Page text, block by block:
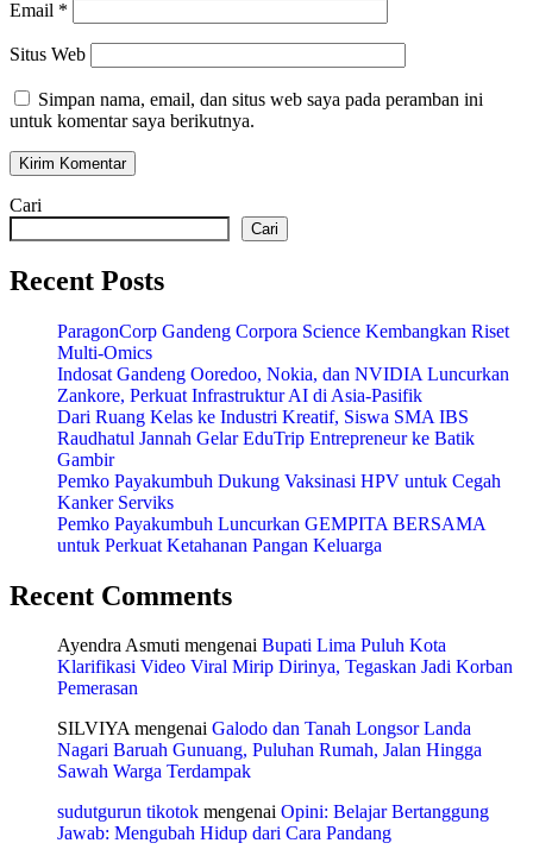
Email *
Situs Web
Simpan nama, email, dan situs web saya pada peramban ini
untuk komentar saya berikutnya.
Cari
Cari
Recent Posts
ParagonCorp Gandeng Corpora Science Kembangkan Riset
Multi-Omics
Indosat Gandeng Ooredoo, Nokia, dan NVIDIA Luncurkan
Zankore, Perkuat Infrastruktur AI di Asia-Pasifik
Dari Ruang Kelas ke Industri Kreatif, Siswa SMA IBS
Raudhatul Jannah Gelar EduTrip Entrepreneur ke Batik
Gambir
Pemko Payakumbuh Dukung Vaksinasi HPV untuk Cegah
Kanker Serviks
Pemko Payakumbuh Luncurkan GEMPITA BERSAMA
untuk Perkuat Ketahanan Pangan Keluarga
Recent Comments
Ayendra Asmuti mengenai Bupati Lima Puluh Kota
Klarifikasi Video Viral Mirip Dirinya, Tegaskan Jadi Korban
Pemerasan
SILVIYAmengenai Galodo dan Tanah Longsor Landa
Nagari Baruah Gunuang, Puluhan Rumah, Jalan Hingga
Sawah Warga Terdampak
sudutgurun tikotok mengenai Opini: Belajar Bertanggung
Jawab: Mengubah Hidup dari Cara Pandang